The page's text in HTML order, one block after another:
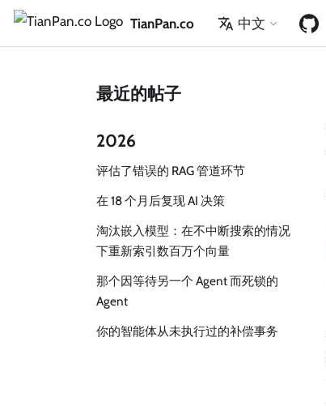
TianPan.co 中文
最近的帖子
2026
评估了错误的 RAG 管道环节
在 18 个月后复现 AI 决策
淘汰嵌入模型：在不中断搜索的情况
下重新索引数百万个向量
那个因等待另一个 Agent 而死锁的
Agent
你的智能体从未执行过的补偿事务